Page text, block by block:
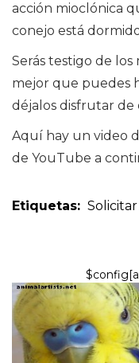
acción mioclónica
conejo está
Serás testigo de
mejor que puedes
déjalos disfrutar de
Aquí hay un video
de YouTube a
Etiquetas: Solicitar